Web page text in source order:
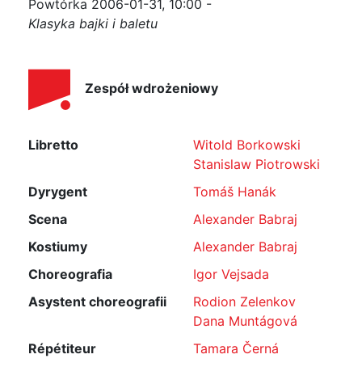
Powtórka 2006-01-31, 10:00 -
Klasyka bajki i baletu
Zespół wdrożeniowy
Libretto
Witold Borkowski
Stanislaw Piotrowski
Dyrygent
Tomáš Hanák
Scena
Alexander Babraj
Kostiumy
Alexander Babraj
Choreografia
Igor Vejsada
Asystent choreografii
Rodion Zelenkov
Dana Muntágová
Répétiteur
Tamara Černá